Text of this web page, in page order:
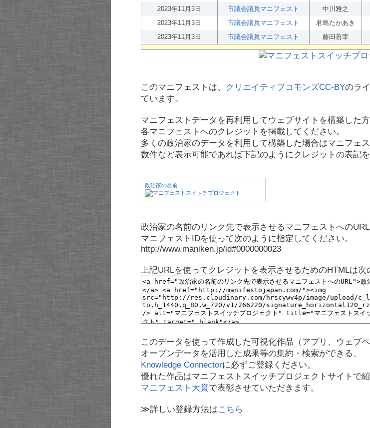
2023年11月3日
市議会議員マニフェスト 中川雅之
2023年11月3日
市議会議員マニフェスト 君島たかあき
2023年11月3日
市議会議員マニフェスト 藤田善幸
このマニフェストは、 クリエイティブコモンズCC-BYのラ
ています。
マニフェストデータを再利用してウェブサイトを構築した方
各マニフェストへのクレジットを掲載してください。
多くの政治家のデータを利用して構築した場合はマニフェ
数件など表示可能であれば下記のようにクレジットの表記を
政治家の名前
政治家の名前のリンク先で表示させるマニフェストへのURL
マニフェストIDを使って次のように指定してください。
http://www.maniken.jp/id#0000000023
上記URLを使ってクレジットを表示させるためのHTMLは次
このデータを使って作成した可視化作品（アプリ、ウェブペ
オープンデータを活用した成果等の集約・検索ができる、
Knowledge Connectorに必ずご登録ください。
優れた作品はマニフェストスイッチプロジェクトサイトで紹
マニフェスト大賞で表彰させていただきます。
≫詳しい登録方法はこちら